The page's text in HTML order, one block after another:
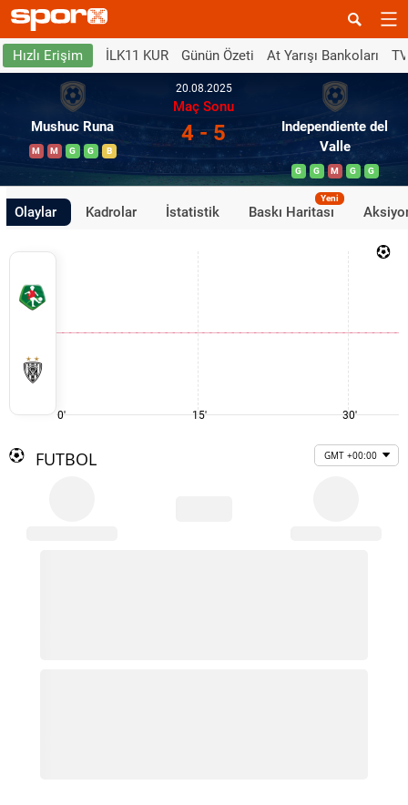
Hızlı Erişim İLK11 KUR Günün Özeti At Yarışı Bankoları
Mushuc Runa
M M G G B
20.08.2025
Maç Sonu
4 - 5
Independiente del
Valle
G G M G G
Olaylar Kadrolar İstatistik Baskı Haritası
Yeni
0' 15' 30'
FUTBOL GMT +00:00